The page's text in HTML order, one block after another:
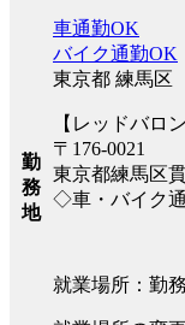
勤
務
地
車通勤OK
バイク通勤OK
東京都 練馬区
【レッドバロ
〒176-0021
東京都練馬区
◇車・バイク
就業場所：勤